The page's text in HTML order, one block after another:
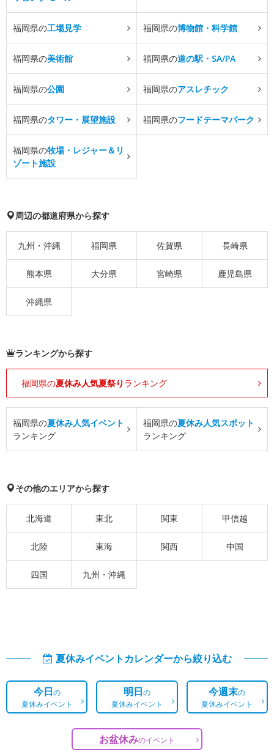
福岡県の工場見学 福岡県の博物館・科学館
福岡県の美術館 福岡県の道の駅・SA/PA
福岡県の公園 福岡県のアスレチック
福岡県のタワー・展望施設 福岡県のフードテーマパーク
福岡県の牧場・レジャー＆リ
ゾート施設
周辺の都道府県から探す
九州・沖縄 福岡県 佐賀県 長崎県
熊本県 大分県 宮崎県 鹿児島県
沖縄県
ランキングから探す
福岡県の夏休み人気夏祭り ランキング
福岡県の夏休み人気イベント
ランキング
福岡県の夏休み人気スポット
ランキング
その他のエリアから探す
北海道 東北 関東 甲信越
北陸 東海 関西 中国
四国 九州・沖縄
夏休みイベントカレンダーから絞り込む
今日の
夏休みイベント
明日の
夏休みイベント
今週末の
夏休みイベント
お盆休みのイベント